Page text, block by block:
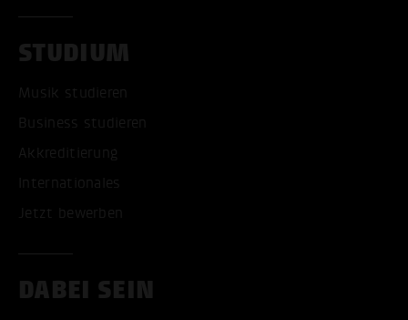
STUDIUM
Musik studieren
Business studieren
Akkreditierung
Internationales
Jetzt bewerben
DABEI SEIN